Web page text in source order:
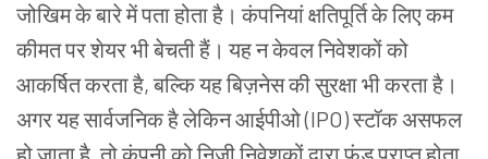
जोखिम के बारे में पता होता है। कंपनियां क्षतिपूर्ति के लिए कम
कीमत पर शेयर भी बेचती हैं। यह न केवल निवेशकों को
आकर्षित करता है, बल्कि यह बिज़नेस की सुरक्षा भी करता है।
अगर यह सार्वजनिक है लेकिन आईपीओ (IPO) स्टॉक असफल
हो जाता है, तो कंपनी को निजी निवेशकों द्वारा फंड प्राप्त होता